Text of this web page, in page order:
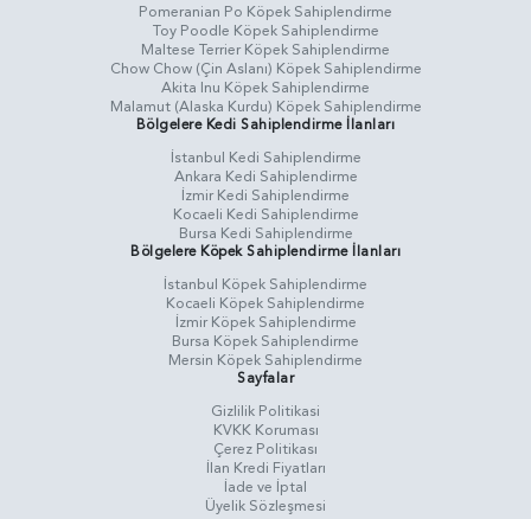
Pomeranian Po Köpek Sahiplendirme
Toy Poodle Köpek Sahiplendirme
Maltese Terrier Köpek Sahiplendirme
Chow Chow (Çin Aslanı) Köpek Sahiplendirme
Akita Inu Köpek Sahiplendirme
Malamut (Alaska Kurdu) Köpek Sahiplendirme
Bölgelere Kedi Sahiplendirme İlanları
İstanbul Kedi Sahiplendirme
Ankara Kedi Sahiplendirme
İzmir Kedi Sahiplendirme
Kocaeli Kedi Sahiplendirme
Bursa Kedi Sahiplendirme
Bölgelere Köpek Sahiplendirme İlanları
İstanbul Köpek Sahiplendirme
Kocaeli Köpek Sahiplendirme
İzmir Köpek Sahiplendirme
Bursa Köpek Sahiplendirme
Mersin Köpek Sahiplendirme
Sayfalar
Gizlilik Politikasi
KVKK Koruması
Çerez Politikası
İlan Kredi Fiyatları
İade ve İptal
Üyelik Sözleşmesi